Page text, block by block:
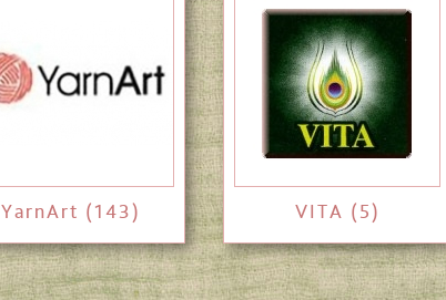
YarnArt (143) VITA (5)